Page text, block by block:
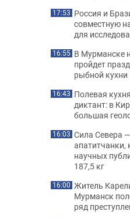
17:53 Россия и
совместную
для
16:55 В Мурманске
пройдет
рыбной кухни
16:43 Полевая
диктант: в
большая
16:03 Сила Севера
апатитчанки,
научных
187,5 кг
16:00 Житель
Мурманск
ряд